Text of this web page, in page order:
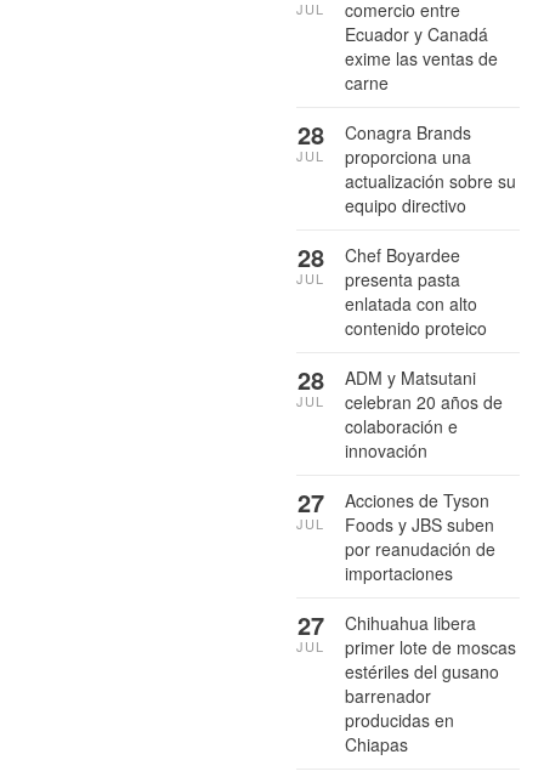
comercio entre
Ecuador y Canadá
exime las ventas de
carne
JUL
Conagra Brands
proporciona una
actualización sobre su
equipo directivo
28
JUL
Chef Boyardee
presenta pasta
enlatada con alto
contenido proteico
28
JUL
ADM y Matsutani
celebran 20 años de
colaboración e
innovación
28
JUL
Acciones de Tyson
Foods y JBS suben
por reanudación de
importaciones
27
JUL
Chihuahua libera
primer lote de moscas
estériles del gusano
barrenador
producidas en
Chiapas
27
JUL